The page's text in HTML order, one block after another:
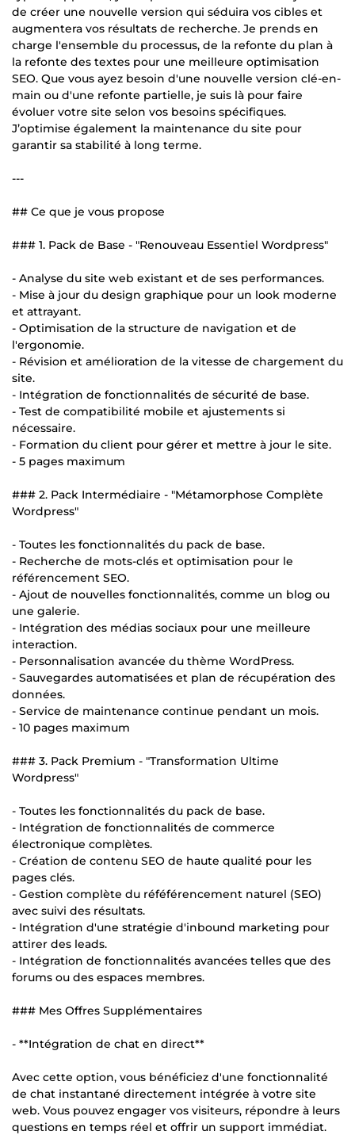
de créer une nouvelle version qui séduira vos cibles et
augmentera vos résultats de recherche. Je prends en
charge l'ensemble du processus, de la refonte du plan à
la refonte des textes pour une meilleure optimisation
SEO. Que vous ayez besoin d'une nouvelle version clé-en-
main ou d'une refonte partielle, je suis là pour faire
évoluer votre site selon vos besoins spécifiques.
J’optimise également la maintenance du site pour
garantir sa stabilité à long terme.
---
## Ce que je vous propose
### 1. Pack de Base - "Renouveau Essentiel Wordpress"
- Analyse du site web existant et de ses performances.
- Mise à jour du design graphique pour un look moderne
et attrayant.
- Optimisation de la structure de navigation et de
l'ergonomie.
- Révision et amélioration de la vitesse de chargement du
site.
- Intégration de fonctionnalités de sécurité de base.
- Test de compatibilité mobile et ajustements si
nécessaire.
- Formation du client pour gérer et mettre à jour le site.
- 5 pages maximum
### 2. Pack Intermédiaire - "Métamorphose Complète
Wordpress"
- Toutes les fonctionnalités du pack de base.
- Recherche de mots-clés et optimisation pour le
référencement SEO.
- Ajout de nouvelles fonctionnalités, comme un blog ou
une galerie.
- Intégration des médias sociaux pour une meilleure
interaction.
- Personnalisation avancée du thème WordPress.
- Sauvegardes automatisées et plan de récupération des
données.
- Service de maintenance continue pendant un mois.
- 10 pages maximum
### 3. Pack Premium - "Transformation Ultime
Wordpress"
- Toutes les fonctionnalités du pack de base.
- Intégration de fonctionnalités de commerce
électronique complètes.
- Création de contenu SEO de haute qualité pour les
pages clés.
- Gestion complète du réféférencement naturel (SEO)
avec suivi des résultats.
- Intégration d'une stratégie d'inbound marketing pour
attirer des leads.
- Intégration de fonctionnalités avancées telles que des
forums ou des espaces membres.
### Mes Offres Supplémentaires
- **Intégration de chat en direct**
Avec cette option, vous bénéficiez d'une fonctionnalité
de chat instantané directement intégrée à votre site
web. Vous pouvez engager vos visiteurs, répondre à leurs
questions en temps réel et offrir un support immédiat.